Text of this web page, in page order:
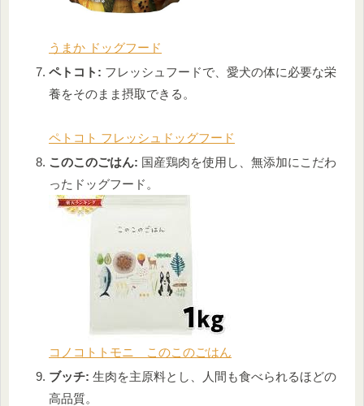
うまか ドッグフード
ペトコト: フレッシュフードで、愛犬の体に必要な栄
養をそのまま摂取できる。
ペトコト フレッシュドッグフード
このこのごはん: 国産鶏肉を使用し、無添加にこだわ
ったドッグフード。
コノコトトモニ このこのごはん
ブッチ: 生肉を主原料とし、人間も食べられるほどの
高品質。